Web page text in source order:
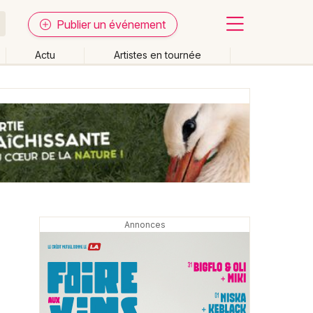
Publier un événement
Actu Artistes en tournée
Effacer les dates
end Autre